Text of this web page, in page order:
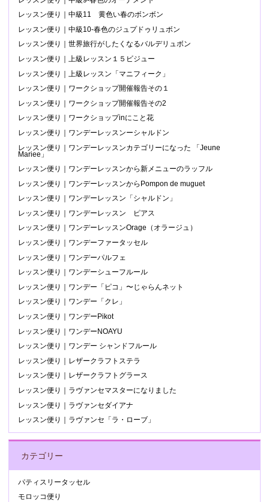
レッスン便り｜中級11 黄色い春のボンボン
レッスン便り｜中級10-春色のジュプドゥリュボン
レッスン便り｜世界旅行がしたくなるバルデリュボン
レッスン便り｜上級レッスン１５ビジュー
レッスン便り｜上級レッスン「マニフィーク」
レッスン便り｜ワークショップ開催報告その１
レッスン便り｜ワークショップ開催報告その2
レッスン便り｜ワークショップinにこと花
レッスン便り｜ワンデーレッスンーシャルドン
レッスン便り｜ワンデーレッスンカテゴリーになった 「Jeune
Mariee」
レッスン便り｜ワンデーレッスンから新メニューのラッフル
レッスン便り｜ワンデーレッスンからPompon de muguet
レッスン便り｜ワンデーレッスン「シャルドン」
レッスン便り｜ワンデーレッスン ピアス
レッスン便り｜ワンデーレッスンOrage（オラージュ）
レッスン便り｜ワンデーファータッセル
レッスン便り｜ワンデーパルフェ
レッスン便り｜ワンデーシューフルール
レッスン便り｜ワンデー「ピコ」〜じゃらんネット
レッスン便り｜ワンデー「クレ」
レッスン便り｜ワンデーPikot
レッスン便り｜ワンデーNOAYU
レッスン便り｜ワンデー シャンドフルール
レッスン便り｜レザークラフトステラ
レッスン便り｜レザークラフトグラース
レッスン便り｜ラヴァンセマスターになりました
レッスン便り｜ラヴァンセダイアナ
レッスン便り｜ラヴァンセ「ラ・ローブ」
カテゴリー
パティスリータッセル
モロッコ便り